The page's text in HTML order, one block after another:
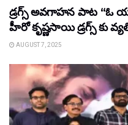
డ్రగ్స్ అవగాహన పాట “ఓ
హీరో కృష్ణసాయి డ్రగ్స్ కు
AUGUST 7, 2025